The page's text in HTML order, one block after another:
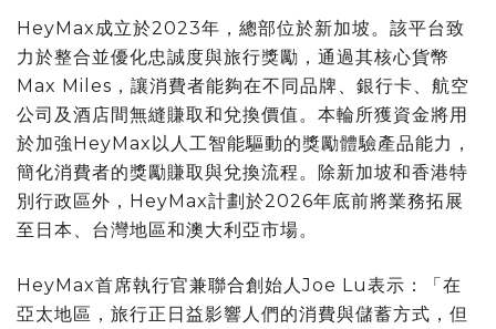
HeyMax成立於2023年，總部位於新加坡。該平台致
力於整合並優化忠誠度與旅行獎勵，通過其核心貨幣
Max Miles，讓消費者能夠在不同品牌、銀行卡、航空
公司及酒店間無縫賺取和兌換價值。本輪所獲資金將用
於加強HeyMax以人工智能驅動的獎勵體驗產品能力，
簡化消費者的獎勵賺取與兌換流程。除新加坡和香港特
別行政區外，HeyMax計劃於2026年底前將業務拓展
至日本、 台灣地區和澳大利亞市場。
HeyMax首席執行官兼聯合創始人Joe Lu表示：「在
亞太地區，旅行正日益影響人們的消費與儲蓄方式，但